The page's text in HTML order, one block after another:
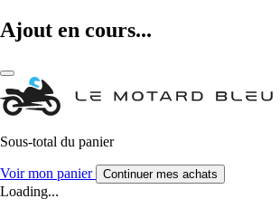
Ajout en cours...
Sous-total du panier
Voir mon panier Continuer mes achats
Loading...